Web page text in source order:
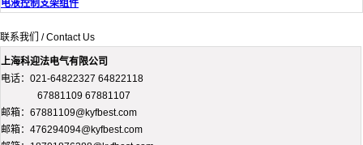
电液控制支架组件
联系我们 / Contact Us
上海科迎法电气有限公司
电话：021-64822327 64822118
67881109 67881107
邮箱：67881109@kyfbest.com
邮箱：476294094@kyfbest.com